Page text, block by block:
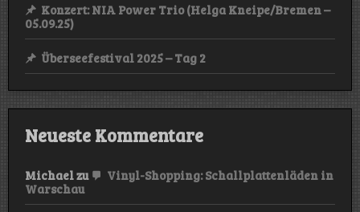
Konzert: NIA Power Trio (Helga Kneipe/Bremen –
05.09.25)
Überseefestival 2025 – Tag 2
Neueste Kommentare
Michaelzu
Vinyl-Shopping: Schallplattenläden in
Warschau